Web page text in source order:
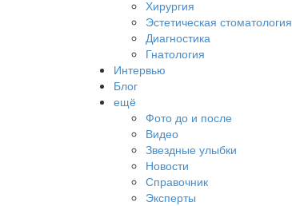
Хирургия
Эстетическая стоматология
Диагностика
Гнатология
Интервью
Блог
ещё
Фото до и после
Видео
Звездные улыбки
Новости
Справочник
Эксперты